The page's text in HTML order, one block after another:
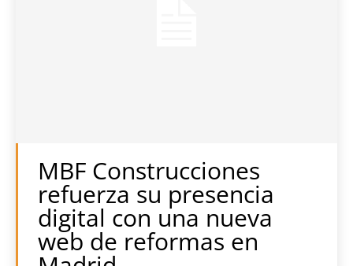
MBF Construcciones
refuerza su presencia
digital con una nueva
web de reformas en